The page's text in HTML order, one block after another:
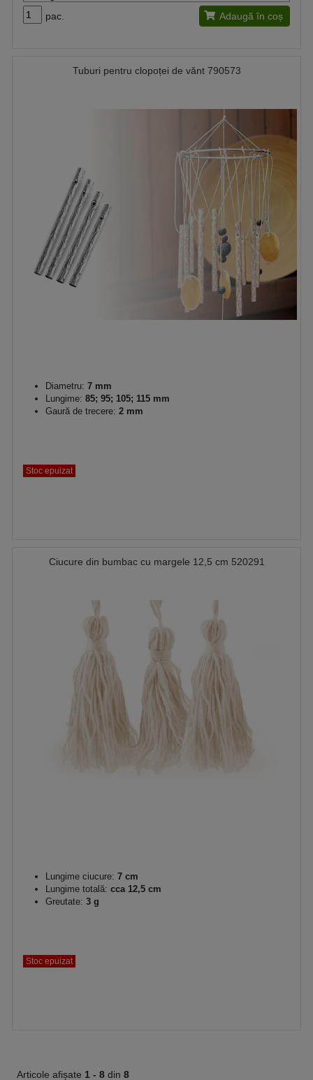
pac. Adaugă în coș
Tuburi pentru clopoței de vănt 790573
Diametru: 7 mm
Lungime: 85; 95; 105; 115 mm
Gaură de trecere: 2 mm
Stoc epuizat
Ciucure din bumbac cu margele 12,5 cm 520291
Lungime ciucure: 7 cm
Lungime totală: cca 12,5 cm
Greutate: 3 g
Stoc epuizat
Articole afișate 1 - 8 din 8